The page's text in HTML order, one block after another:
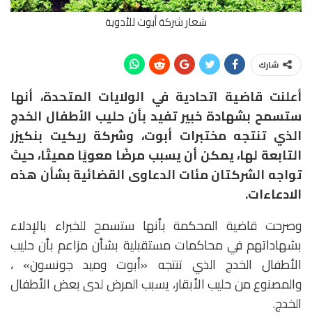
شعار شركة أبوت للأدوية
شارك
أعلنت قاضية اتحادية في الولايات المتحدة، أنها
ستسمح بشهادة خبير تفيد بأن حليب الأطفال الخدج
الذي تنتجه مختبرات أبوت، وشركة ريكيت بنكيزر
التابعة لها، يمكن أن يسبب مرضًا معويًا مميتًا، حيث
تواجه الشركتان مئات الدعاوى القضائية بشأن هذه
الادعاءات.
وصرحت قاضية المحكمة بأنها ستسمح للخبراء بالإدلاء
بشهاداتهم في محاكمات مستقبلية بشأن مزاعم بأن حليب
الأطفال الخدج الذي تنتجه «أبوت وميد جونسون» ،
والمصنوع من حليب الأبقار، يسبب المرض لدى بعض الأطفال
الخدج.